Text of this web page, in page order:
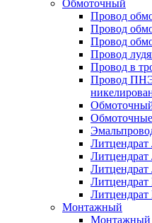
Обмоточный
Провод
Провод
Провод
Провод
Провод в
Провод
Монтажный